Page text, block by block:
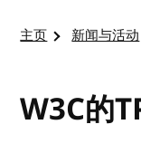
主页 新闻与活动
W3C的